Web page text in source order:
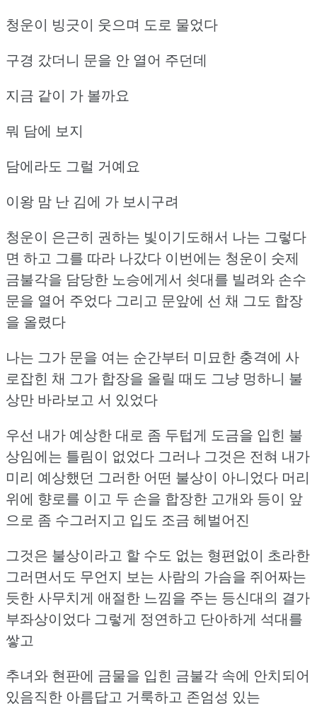
청운이 빙긋이 웃으며 도로 물었다
구경 갔더니 문을 안 열어 주던데
지금 같이 가 볼까요
뭐 담에 보지
담에라도 그럴 거예요
이왕 맘 난 김에 가 보시구려
청운이 은근히 권하는 빛이기도해서 나는 그렇다
면 하고 그를 따라 나갔다 이번에는 청운이 숫제
금불각을 담당한 노승에게서 쇳대를 빌려와 손수
문을 열어 주었다 그리고 문앞에 선 채 그도 합장
을 올렸다
나는 그가 문을 여는 순간부터 미묘한 충격에 사
로잡힌 채 그가 합장을 올릴 때도 그냥 멍하니 불
상만 바라보고 서 있었다
우선 내가 예상한 대로 좀 두텁게 도금을 입힌 불
상임에는 틀림이 없었다 그러나 그것은 전혀 내가
미리 예상했던 그러한 어떤 불상이 아니었다 머리
위에 향로를 이고 두 손을 합장한 고개와 등이 앞
으로 좀 수그러지고 입도 조금 헤벌어진
그것은 불상이라고 할 수도 없는 형편없이 초라한
그러면서도 무언지 보는 사람의 가슴을 쥐어짜는
듯한 사무치게 애절한 느낌을 주는 등신대의 결가
부좌상이었다 그렇게 정연하고 단아하게 석대를
쌓고
추녀와 현판에 금물을 입힌 금불각 속에 안치되어
있음직한 아름답고 거룩하고 존엄성 있는